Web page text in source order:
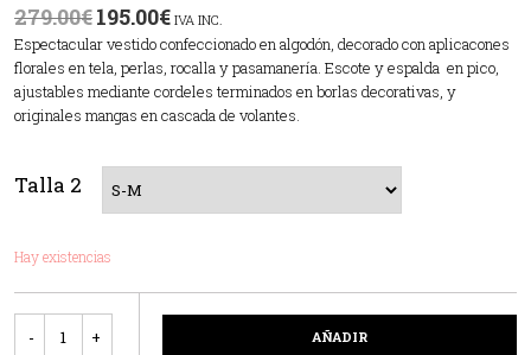
279.00€195.00€ IVA INC.
Espectacular vestido confeccionado en algodón, decorado con aplicacones
florales en tela, perlas, rocalla y pasamanería. Escote y espalda en pico,
ajustables mediante cordeles terminados en borlas decorativas, y
originales mangas en cascada de volantes.
Talla 2
Hay existencias
AÑADIR